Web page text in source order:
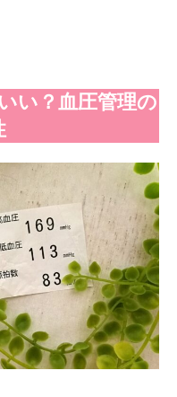
い？血圧管理の